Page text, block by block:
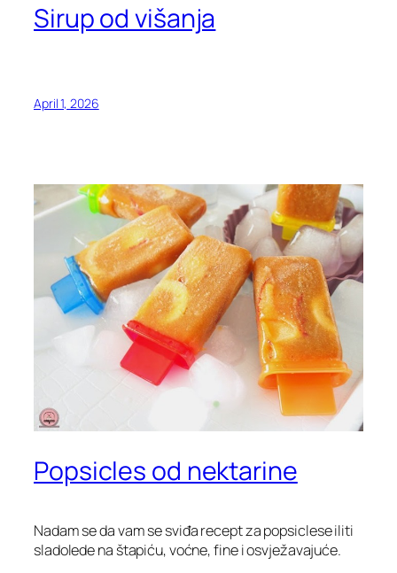
Sirup od višanja
April 1, 2026
Popsicles od nektarine
Nadam se da vam se sviđa recept za popsiclese iliti
sladolede na štapiću, voćne, fine i osvježavajuće.